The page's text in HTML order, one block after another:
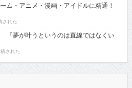
ム・アニメ・漫画・アイドルに精通！
された
夢が叶うというのは直線ではなくい
された